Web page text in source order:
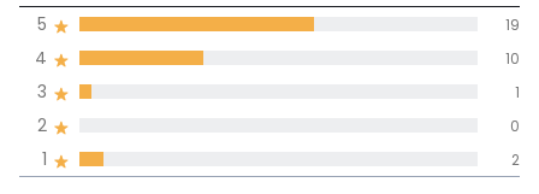
di media tenendo
conto di tutti i
5 4,3
1 2
2 0
3 1
4 10
5 19